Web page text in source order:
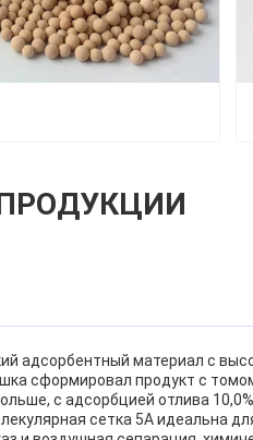
адсорбентный материал с
сформировал продукт с
с адсорбцией отлива
сетка 5A идеальна